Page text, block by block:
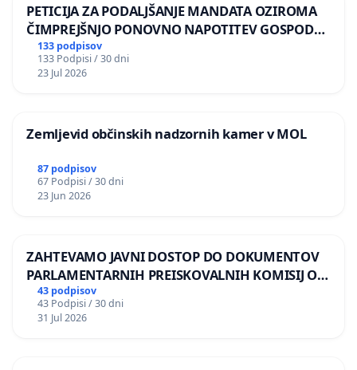
PETICIJA ZA PODALJŠANJE MANDATA OZIROMA
ČIMPREJŠNJO PONOVNO NAPOTITEV GOSPODA
BERNARDA ŠRAJNERJA NA VELEPOSLANIŠTVO
REPUBLIKE SLOVENIJE V MOSKVI
133 podpisov
133 Podpisi / 30 dni
23 Jul 2026
Zemljevid občinskih nadzornih kamer v MOL
87 podpisov
67 Podpisi / 30 dni
23 Jun 2026
ZAHTEVAMO JAVNI DOSTOP DO DOKUMENTOV
PARLAMENTARNIH PREISKOVALNIH KOMISIJ O
ILEGALNI TRGOVINI Z OROŽJEM
43 podpisov
43 Podpisi / 30 dni
31 Jul 2026